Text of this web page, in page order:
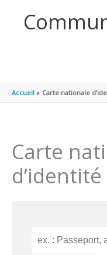
Accueil Carte nationale
Carte
d’identité